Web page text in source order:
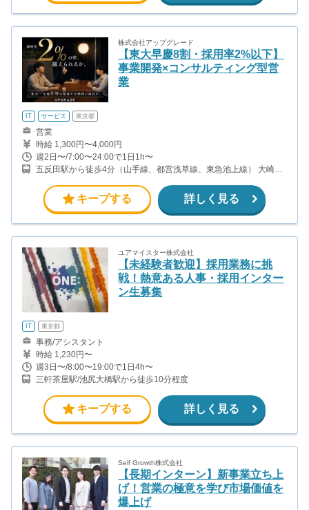
株式会社アップグレード
【東大早慶8割・採用率2%以下】
事業開発×コンサルティング型営
業
IT サービス 東京都
営業
時給 1,300円〜4,000円
週2日〜/7:00〜24:00で1日1h〜
五反田駅から徒歩4分（山手線、都営浅草線、東急池上線） 大崎駅
キープする 詳しく見る
ユアマイスター株式会社
【未経験者歓迎】採用業務に挑
戦！熱意ある人事・採用インター
ン生募集
IT 東京都
事務/アシスタント
時給 1,230円〜
週3日〜/8:00〜19:00で1日4h〜
三軒茶屋駅/池尻大橋駅から徒歩10分程度
キープする 詳しく見る
Self Growth株式会社
【長期インターン】新事業立ち上
げ！営業の極意を学び市場価値を
爆上げ